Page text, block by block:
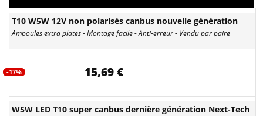
T10 W5W 12V non polarisés canbus nouvelle génération
Ampoules extra plates - Montage facile - Anti-erreur - Vendu par paire
-17% 15,69 €
W5W LED T10 super canbus dernière génération Next-Tech